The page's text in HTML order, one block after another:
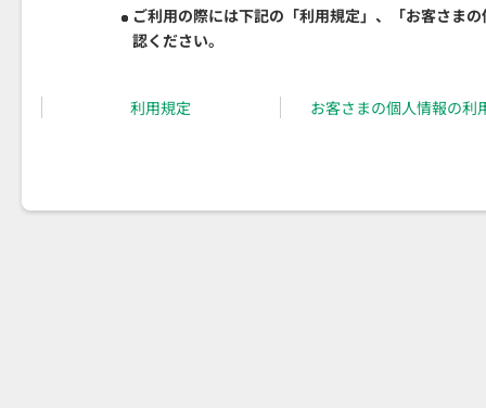
ご利用の際には下記の「利用規定」、「お客さま
認ください。
利用規定 お客さまの個人情報の利